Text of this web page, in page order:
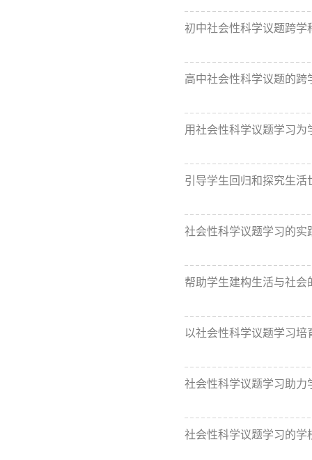
初中社会性科学议题跨
高中社会性科学议题的
用社会性科学议题学习
引导学生回归和探究生
社会性科学议题学习的
帮助学生建构生活与社
以社会性科学议题学习培
社会性科学议题学习助力
社会性科学议题学习的学